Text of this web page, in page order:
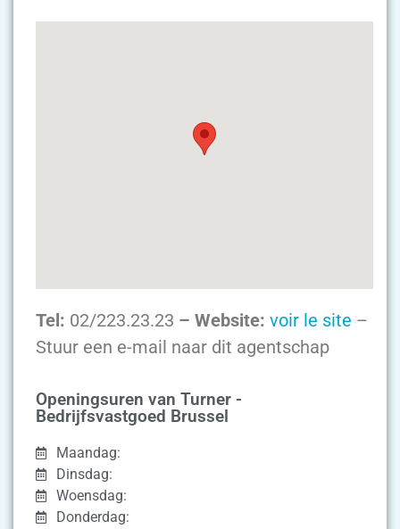
Tel: 02/223.23.23 – Website: voir le site –
Stuur een e-mail naar dit agentschap
Openingsuren van Turner -
Bedrijfsvastgoed Brussel
Maandag:
Dinsdag:
Woensdag:
Donderdag: